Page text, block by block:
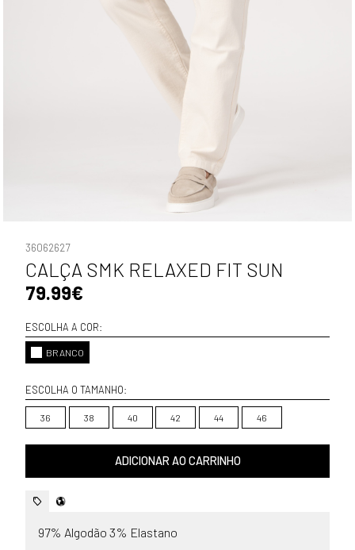
36062627
CALÇA SMK RELAXED FIT SUN
79.99€
ESCOLHA A COR:
BRANCO
ESCOLHA O TAMANHO:
36 38 40 42 44 46
ADICIONAR AO CARRINHO
97% Algodão 3% Elastano